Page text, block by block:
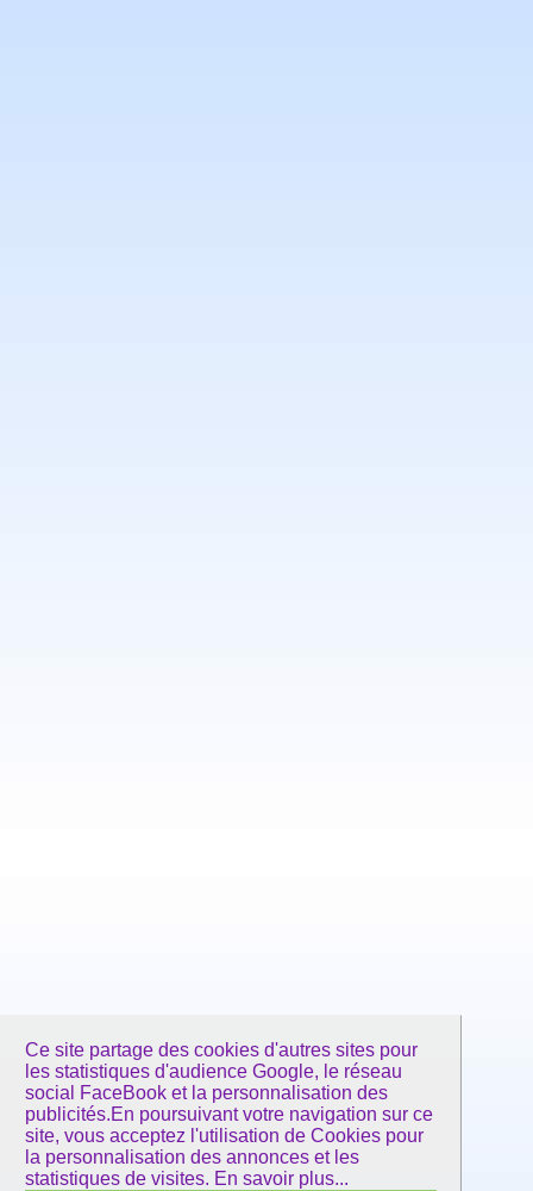
Ce site partage des cookies d'autres sites pour
les statistiques d'audience Google, le réseau
social FaceBook et la personnalisation des
publicités.En poursuivant votre navigation sur ce
site, vous acceptez l'utilisation de Cookies pour
la personnalisation des annonces et les
statistiques de visites. En savoir plus...